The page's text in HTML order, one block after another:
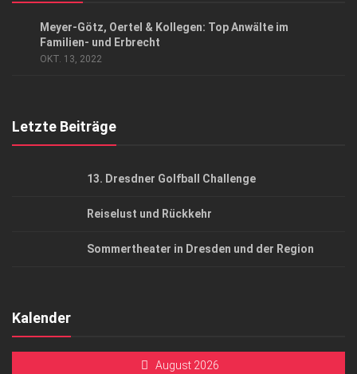
Meyer-Götz, Oertel & Kollegen: Top Anwälte im
Familien- und Erbrecht
OKT. 13, 2022
Letzte Beiträge
13. Dresdner Golfball Challenge
Reiselust und Rückkehr
Sommertheater in Dresden und der Region
Kalender
August 2026